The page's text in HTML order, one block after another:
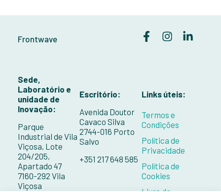
Frontwave
Sede,
Laboratório e
unidade de
Inovação:
Parque
Industrial de Vila
Viçosa, Lote
204/205,
Apartado 47
7160-292 Vila
Viçosa
Escritório:
Avenida Doutor
Cavaco Silva
2744-016 Porto
Salvo
+351 217 648 585
Links úteis:
Termos e
Condições
Política de
Privacidade
Política de
Cookies